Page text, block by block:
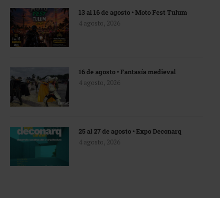
13 al 16 de agosto • Moto Fest Tulum
4 agosto, 2026
16 de agosto • Fantasía medieval
4 agosto, 2026
25 al 27 de agosto • Expo Deconarq
4 agosto, 2026